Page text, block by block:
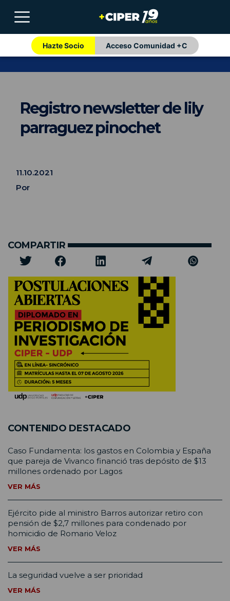
Hazte Socio Acceso Comunidad +C
Registro newsletter de lily
parraguez pinochet
11.10.2021
Por
COMPARTIR
CONTENIDO DESTACADO
Caso Fundamenta: los gastos en Colombia y España
que pareja de Vivanco financió tras depósito de $13
millones ordenado por Lagos
VER MÁS
Ejército pide al ministro Barros autorizar retiro con
pensión de $2,7 millones para condenado por
homicidio de Romario Veloz
VER MÁS
La seguridad vuelve a ser prioridad
VER MÁS